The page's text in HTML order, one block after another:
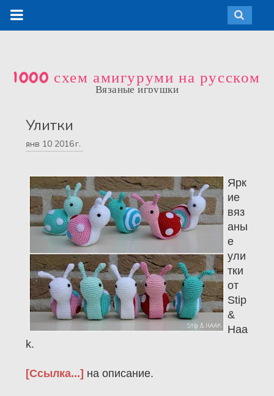
1000 схем амигуруми на русском
Вязаные игрушки
Улитки
янв 10 2016 г.
Ярк
ие
вяз
аны
е
ули
тки
от
Stip
&
Haa
k.
[Ссылка...] на описание.